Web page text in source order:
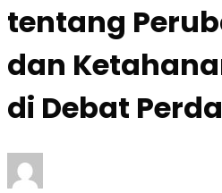
tentang
dan
di Debat